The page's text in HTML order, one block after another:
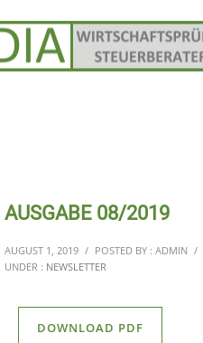
AUSGABE 08/2019
AUGUST 1, 2019 / POSTED BY : ADMIN /
UNDER : NEWSLETTER
DOWNLOAD PDF